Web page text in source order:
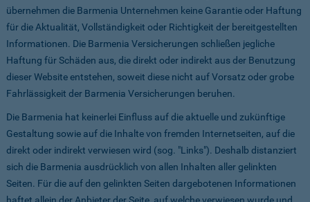
übernehmen die Barmenia Unternehmen keine Garantie oder Haftung
für die Aktualität, Vollständigkeit oder Richtigkeit der bereitgestellten
Informationen. Die Barmenia Versicherungen schließen jegliche
Haftung für Schäden aus, die direkt oder indirekt aus der Benutzung
dieser Website entstehen, soweit diese nicht auf Vorsatz oder grobe
Fahrlässigkeit der Barmenia Versicherungen beruhen.
Die Barmenia hat keinerlei Einfluss auf die aktuelle und zukünftige
Gestaltung sowie auf die Inhalte von fremden Internetseiten, auf die
direkt oder indirekt verwiesen wird (sog. "Links"). Deshalb distanziert
sich die Barmenia ausdrücklich von allen Inhalten aller gelinkten
Seiten. Für die auf den gelinkten Seiten dargebotenen Informationen